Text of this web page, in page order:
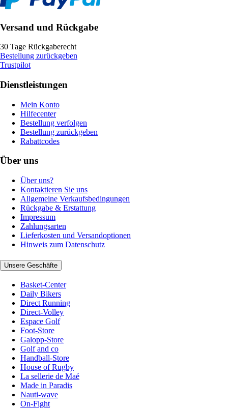
Versand und Rückgabe
30 Tage Rückgaberecht
Bestellung zurückgeben
Trustpilot
Dienstleistungen
Mein Konto
Hilfecenter
Bestellung verfolgen
Bestellung zurückgeben
Rabattcodes
Über uns
Über uns?
Kontaktieren Sie uns
Allgemeine Verkaufsbedingungen
Rückgabe & Erstattung
Impressum
Zahlungsarten
Lieferkosten und Versandoptionen
Hinweis zum Datenschutz
Unsere Geschäfte
Basket-Center
Daily Bikers
Direct Running
Direct-Volley
Espace Golf
Foot-Store
Galopp-Store
Golf and co
Handball-Store
House of Rugby
La sellerie de Maé
Made in Paradis
Nauti-wave
On-Fight